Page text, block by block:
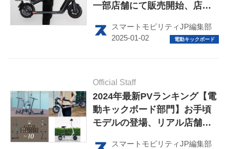
テクノロジー
このメディアについて
プライバシーポリシー
ライター名簿
一部店舗にて販売開始、店舗
スマートモビリティJP編集部
Official Staff
2024年最新PVランキング【電
動キックボード部門】お手頃
モデルの登場、リアル店舗で
スマートモビリティJP編集部